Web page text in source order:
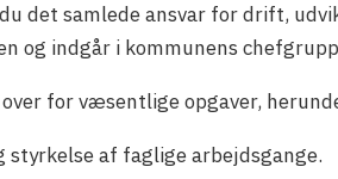
det samlede ansvar for drift,
og indgår i kommunens
for væsentlige opgaver,
styrkelse af faglige arbejdsgange.